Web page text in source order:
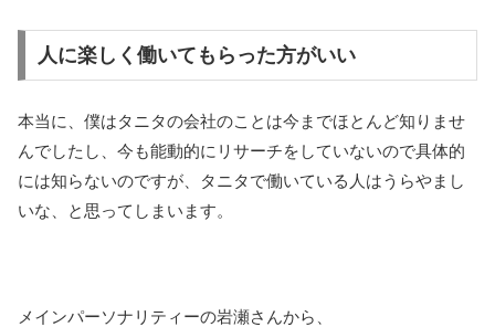
人に楽しく働いてもらった方がいい
本当に、僕はタニタの会社のことは今までほとんど知りませ
んでしたし、今も能動的にリサーチをしていないので具体的
には知らないのですが、タニタで働いている人はうらやまし
いな、と思ってしまいます。
メインパーソナリティーの岩瀬さんから、